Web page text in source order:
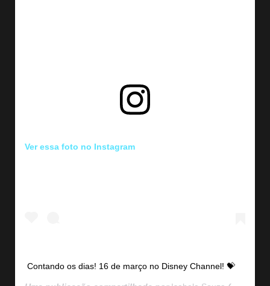
Ver essa foto no Instagram
Contando os dias! 16 de março no Disney Channel! 💝